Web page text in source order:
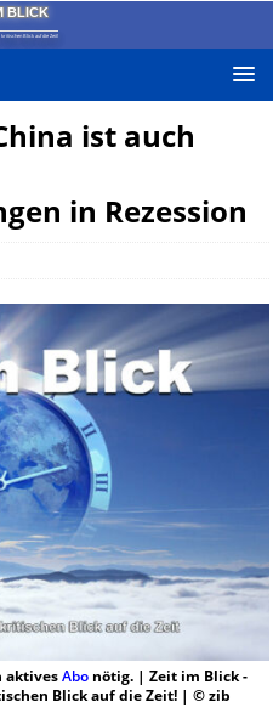
BLICK
Blick auf die Zeit!
ist auch
in Rezession
aktivesAbonötig. | Zeit im Blick -
Blick auf die Zeit! | © zib